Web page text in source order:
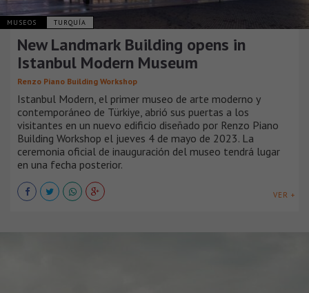
MUSEOS TURQUÍA
New Landmark Building opens in
Istanbul Modern Museum
Renzo Piano Building Workshop
Istanbul Modern, el primer museo de arte moderno y
contemporáneo de Türkiye, abrió sus puertas a los
visitantes en un nuevo edificio diseñado por Renzo Piano
Building Workshop el jueves 4 de mayo de 2023. La
ceremonia oficial de inauguración del museo tendrá lugar
en una fecha posterior.
VER +